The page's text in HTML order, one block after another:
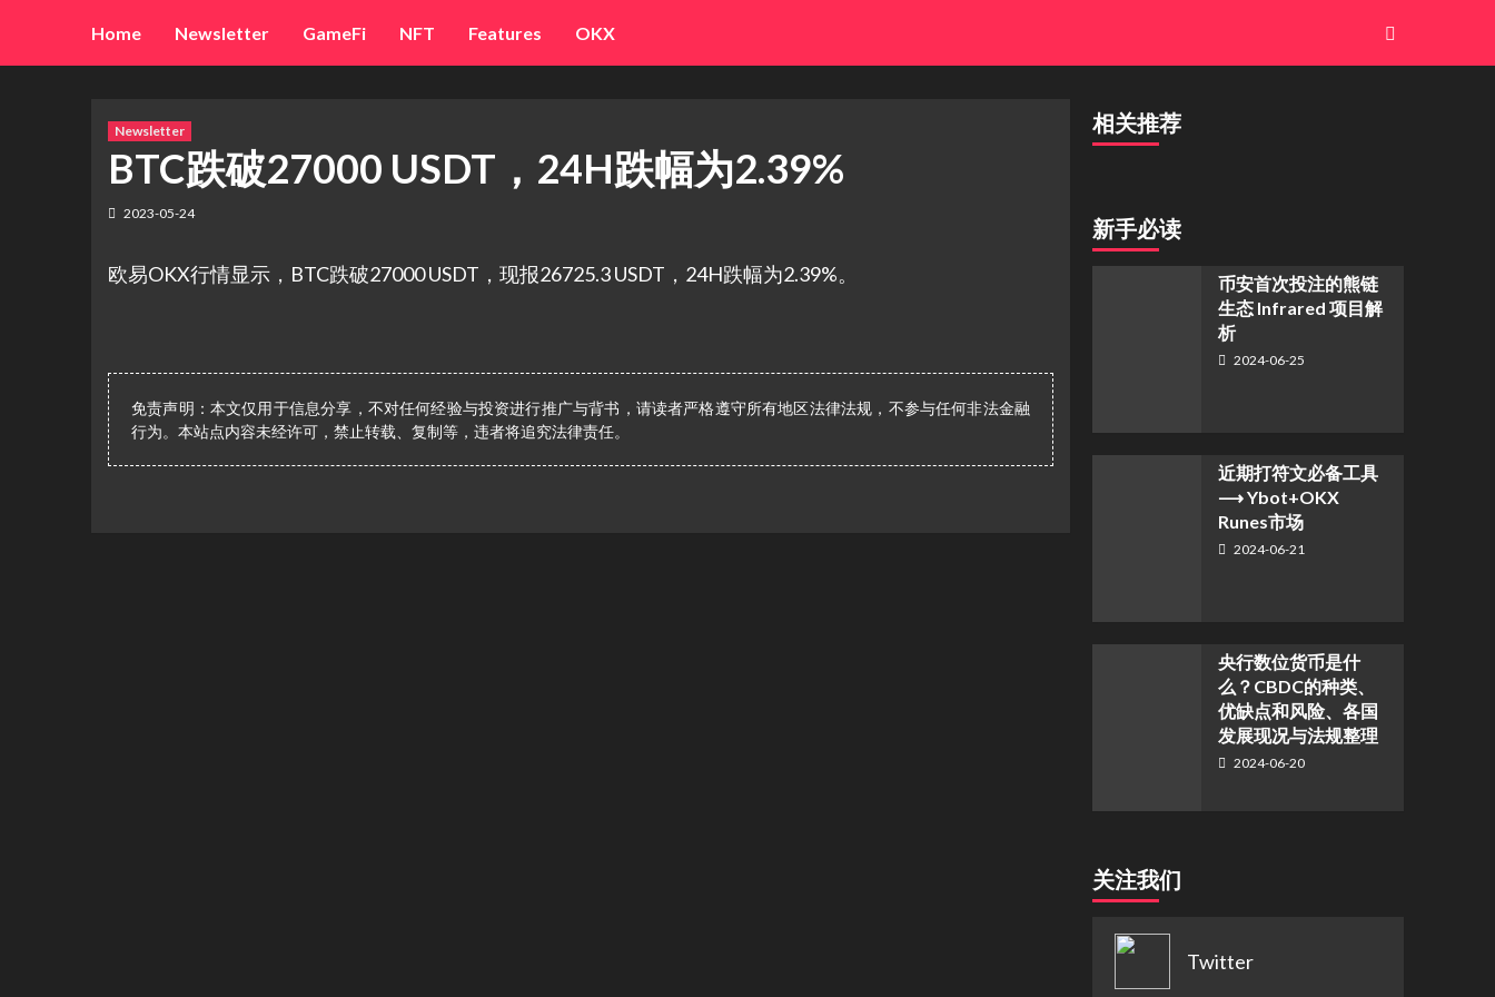
content
Home Newsletter GameFi NFT Features OKX
Newsletter
BTC跌破27000 USDT，24H跌幅为2.39%
2023-05-24
欧易OKX行情显示，BTC跌破27000 USDT，现报26725.3 USDT，24H跌幅为2.39%。
免责声明：本文仅用于信息分享，不对任何经验与投资进行推广与背书，请读者严格遵守所有地区法律法规，不参与任何非法金融
行为。本站点内容未经许可，禁止转载、复制等，违者将追究法律责任。
相关推荐
新手必读
币安首次投注的熊链
生态 Infrared 项目解
析
2024-06-25
近期打符文必备工具
⟶ Ybot+OKX
Runes市场
2024-06-21
央行数位货币是什
么？CBDC的种类、
优缺点和风险、各国
发展现况与法规整理
2024-06-20
关注我们
Twitter